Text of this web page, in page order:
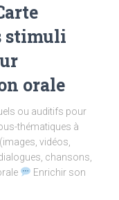
stimuli
orale
ou auditifs pour
thématiques à
vidéos,
chansons,
Enrichir son